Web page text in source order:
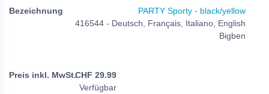
PARTY Sporty - black/yellow
416544 - Deutsch, Français, Italiano, English
Bigben
CHF 29.99
Verfügbar